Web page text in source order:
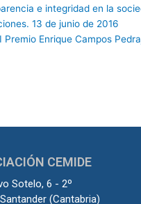
e integridad en la
13 de junio de 2016
Premio Enrique Campos
CEMIDE
Sotelo, 6 - 2º
(Cantabria)